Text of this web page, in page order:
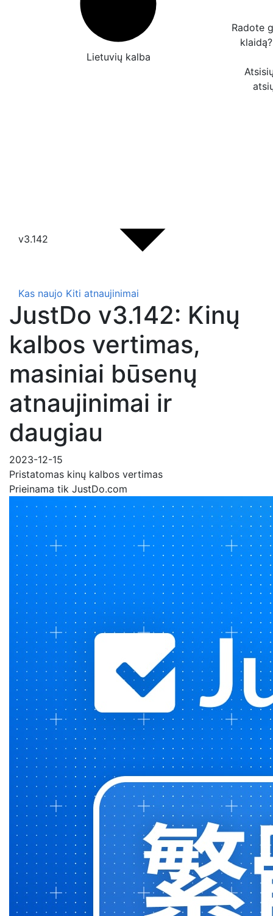
Lietuvių kalba
Radote
v3.142
Kas naujo Kiti atnaujinimai
JustDo v3.142: Kinų
kalbos vertimas,
masiniai būsenų
atnaujinimai ir
daugiau
2023-12-15
Pristatomas kinų kalbos vertimas
Prieinama tik JustDo.com